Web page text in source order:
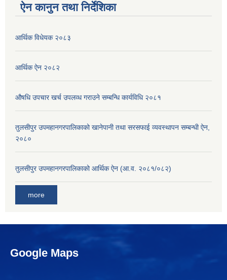
ऐन कानुन तथा निर्देशिका
आर्थिक विधेयक २०८३
आर्थिक ऐन २०८२
औषधि उपचार खर्च उपलव्ध गराउने सम्बन्धि कार्यविधि २०८१
तुलसीपुर उपमहानगरपालिकाको खानेपानी तथा सरसफाई व्यवस्थापन सम्बन्धी ऐन,
२०८०
तुलसीपुर उपमहानगरपालिकाको आर्थिक ऐन (आ.व. २०८१/०८२)
more
Google Maps